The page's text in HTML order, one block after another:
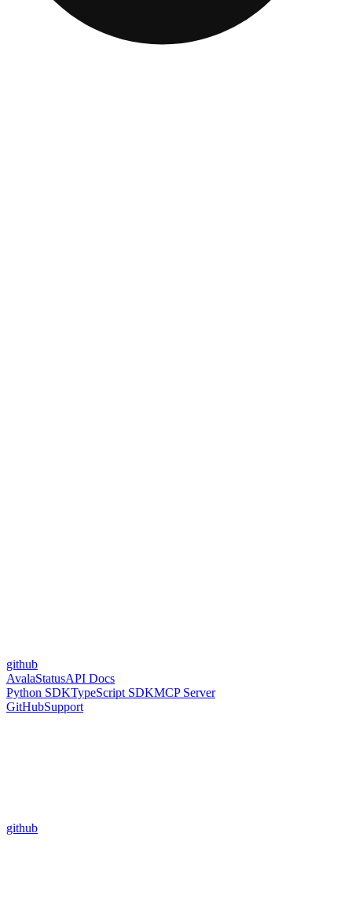
github
AvalaStatusAPI Docs
Python SDKTypeScript SDKMCP Server
GitHubSupport
github